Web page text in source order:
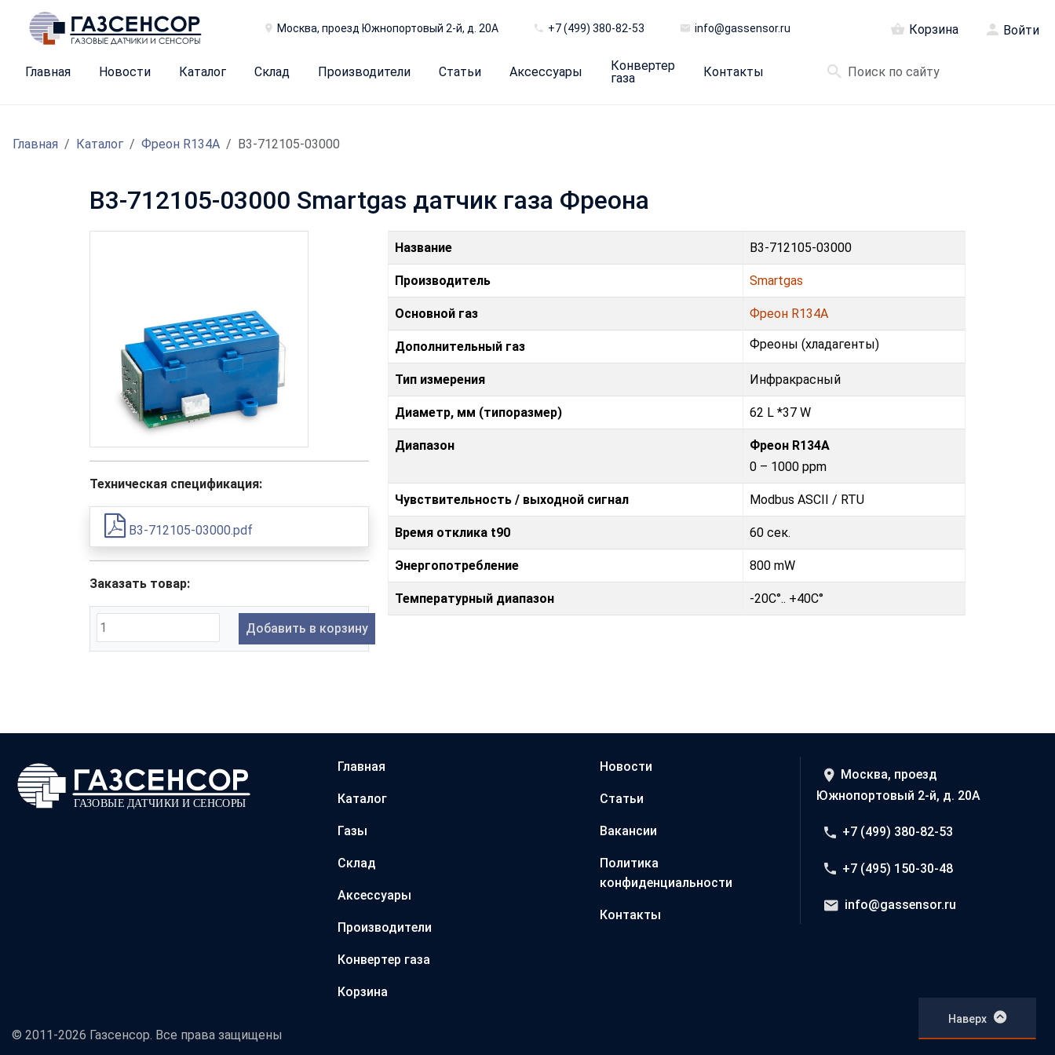
Москва, проезд Южнопортовый 2-й, д. 20А +7 (499) 380-82-53 info@gassensor.ru Корзина Войти
Главная Новости Каталог Склад Производители Статьи Аксессуары
Конвертер
газа
Контакты
Главная Каталог Фреон R134A B3-712105-03000
B3-712105-03000 Smartgas датчик газа Фреoна
Техническая спецификация:
B3-712105-03000.pdf
Заказать товар:
Добавить в корзину
Название B3-712105-03000
Производитель Smartgas
Основной газ Фреон R134A
Дополнительный газ Фреoны (хладагенты)
Тип измерения Инфракрасный
Диаметр, мм (типоразмер) 62 L *37 W
Диапазон
Фреон R134A
0 – 1000 ppm
Чувствительность / выходной сигнал Modbus ASCII / RTU
Время отклика t90 60 сек.
Энергопотребление 800 mW
Температурный диапазон -20C°.. +40C°
Главная
Каталог
Газы
Склад
Аксессуары
Производители
Конвертер газа
Корзина
Новости
Статьи
Вакансии
Политика
конфиденциальности
Контакты
Москва, проезд
Южнопортовый 2-й, д. 20А
+7 (499) 380-82-53
+7 (495) 150-30-48
info@gassensor.ru
© 2011-2026 Газсенсор. Все права защищены
Наверх